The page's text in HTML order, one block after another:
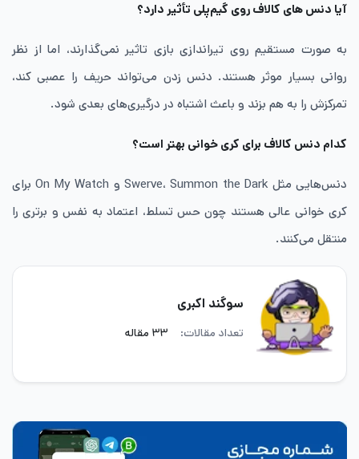
آیا دنس های کالاف روی گیم‌پلی تأثیر دارد؟
به صورت مستقیم روی تیراندازی بازی تاثیر نمی‌گذارند، اما از نظر
روانی بسیار موثر هستند. دنس زدن می‌تواند حریف را عصبی کند،
تمرکزش را به هم بزند و باعث اشتباه در درگیری‌های بعدی شود.
کدام دنس کالاف برای کری خوانی بهتر است؟
دنس‌هایی مثل Swerve، Summon the Dark و On My Watch برای
کری خوانی عالی هستند چون حس تسلط، اعتماد به نفس و برتری را
منتقل می‌کنند.
سوگند اکبری
تعداد مقالات: ۳۳ مقاله